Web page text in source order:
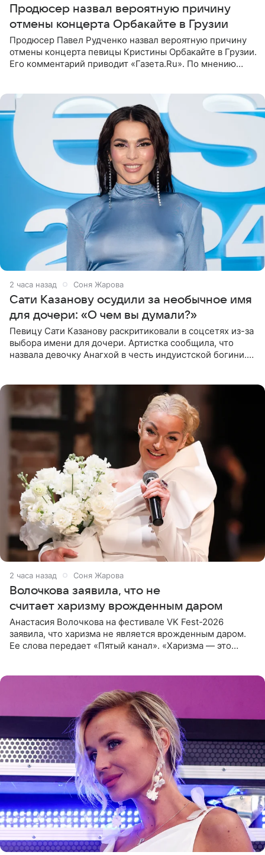
Продюсер назвал вероятную причину
отмены концерта Орбакайте в Грузии
Продюсер Павел Рудченко назвал вероятную причину
отмены концерта певицы Кристины Орбакайте в Грузии.
Его комментарий приводит «Газета.Ru». По мнению
2 часа назад Соня Жарова
Сати Казанову осудили за необычное имя
для дочери: «О чем вы думали?»
Певицу Сати Казанову раскритиковали в соцсетях из-за
выбора имени для дочери. Артистка сообщила, что
назвала девочку Анагхой в честь индуистской богини.
2 часа назад Соня Жарова
Волочкова заявила, что не
считает харизму врожденным даром
Анастасия Волочкова на фестивале VK Fest-2026
заявила, что харизма не является врожденным даром.
Ее слова передает «Пятый канал». «Харизма — это